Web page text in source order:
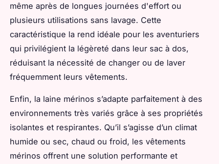
même après de longues journées d'effort ou
plusieurs utilisations sans lavage. Cette
caractéristique la rend idéale pour les aventuriers
qui privilégient la légèreté dans leur sac à dos,
réduisant la nécessité de changer ou de laver
fréquemment leurs vêtements.
Enfin, la laine mérinos s’adapte parfaitement à des
environnements très variés grâce à ses propriétés
isolantes et respirantes. Qu’il s’agisse d’un climat
humide ou sec, chaud ou froid, les vêtements
mérinos offrent une solution performante et